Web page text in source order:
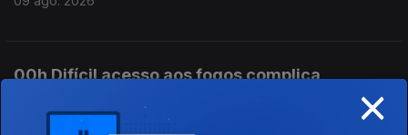
00h Difícil acesso aos fogos complica
09 ago. 2026 ×